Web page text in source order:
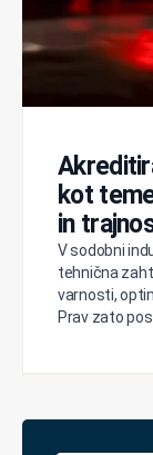
kot
in
V sodobni
tehnična
varnosti,
Prav zato